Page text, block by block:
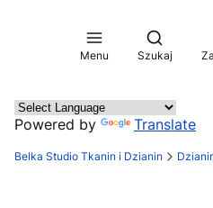
Menu
Otwórz
Szukaj
Powered by Translate
Belka Studio Tkanin i Dzianin